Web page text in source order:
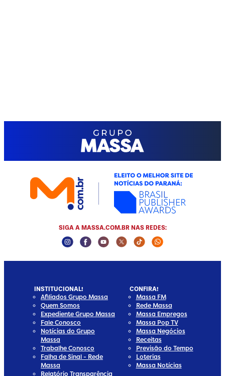
SIGA A MASSA.COM.BR NAS REDES:
Instagram Social Media
Facebook Social Media
Youtube Social Media
Twitter Social Media
Tiktok Social Media
Whatsapp
INSTITUCIONAL!
Afiliados Grupo Massa
Quem Somos
Expediente Grupo Massa
Fale Conosco
Notícias do Grupo
Massa
Trabalhe Conosco
Falha de Sinal - Rede
Massa
Relatório Transparência
CONFIRA!
Massa FM
Rede Massa
Massa Empregos
Massa Pop TV
Massa Negócios
Receitas
Previsão do Tempo
Loterias
Massa Notícias